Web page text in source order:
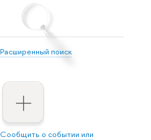
Расширенный поиск
Сообщить о событии или